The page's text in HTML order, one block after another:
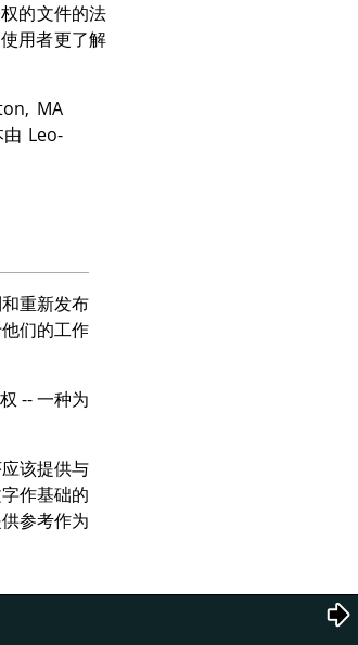
的文件的法
用者更了解
MA
Leo-
重新发布
们的工作
-- 一种为
该提供与
作基础的
参考作为